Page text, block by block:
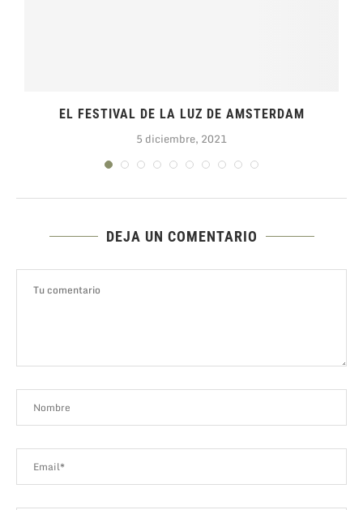
EL FESTIVAL DE LA LUZ DE AMSTERDAM
5 diciembre, 2021
DEJA UN COMENTARIO